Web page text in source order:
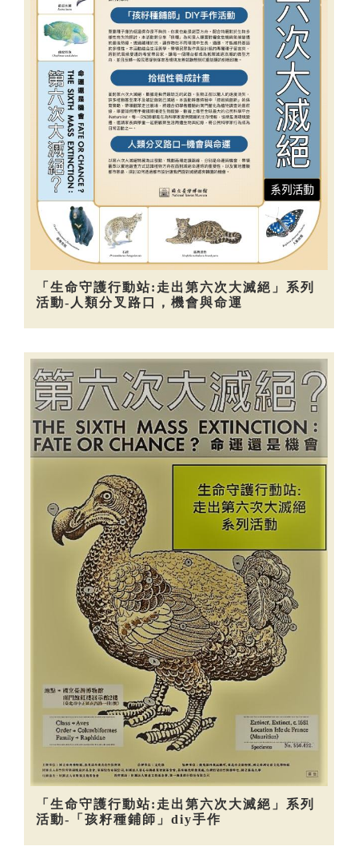
「生命守護行動站:走出第六次大滅絕」系列
活動-人類分叉路口，機會與命運
「生命守護行動站:走出第六次大滅絕」系列
活動-「孩籽種鋪師」diy手作